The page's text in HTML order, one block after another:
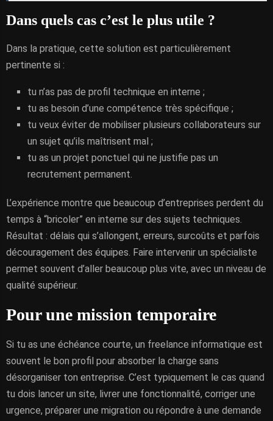
Dans quels cas c’est le plus utile ?
Dans la pratique, cette solution est particulièrement
pertinente si :
tu n’as pas de profil technique en interne ;
tu as besoin d’une compétence très spécifique ;
tu veux éviter de mobiliser plusieurs collaborateurs sur
un sujet qu’ils maîtrisent mal ;
tu as un projet ponctuel qui ne justifie pas un
recrutement permanent.
L’expérience montre que beaucoup d’entreprises perdent du
temps à “bricoler” en interne sur des sujets techniques.
Résultat : délais qui s’allongent, erreurs, surcoûts et parfois
découragement des équipes. Faire intervenir un spécialiste
permet souvent d’aller beaucoup plus vite, avec un niveau de
qualité supérieur.
Pour une mission temporaire
Si tu as une échéance courte, un freelance informatique est
souvent le bon profil pour absorber la charge sans
désorganiser ton entreprise. C’est typiquement le cas quand
tu dois lancer un site, livrer une fonctionnalité, corriger une
urgence, préparer une migration ou répondre à une demande